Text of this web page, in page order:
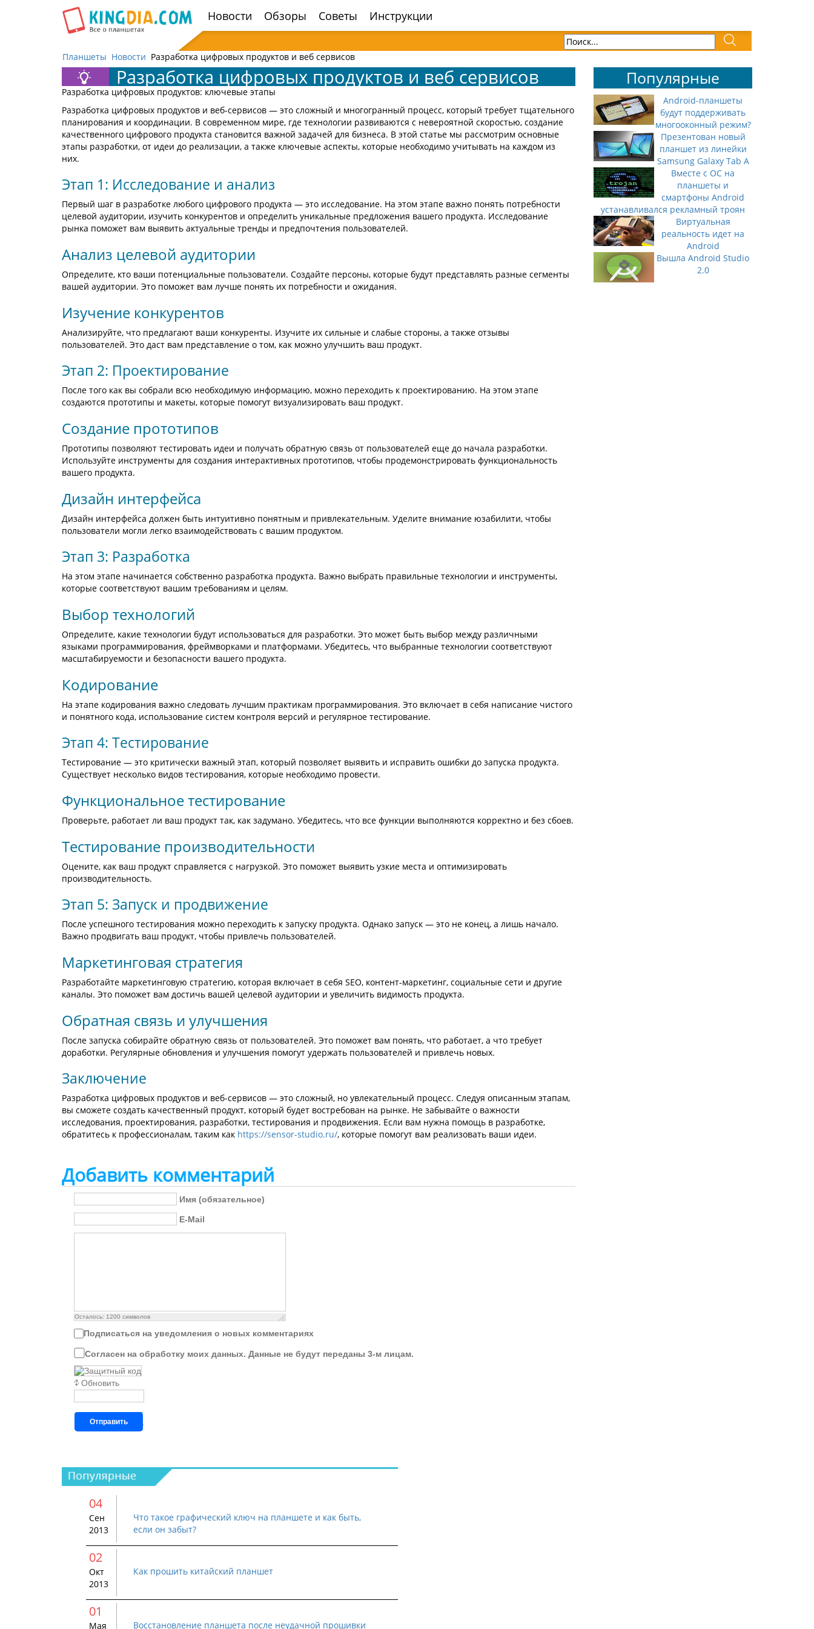
навигацию
Новости Обзоры Советы Инструкции
Планшеты Новости Разработка цифровых продуктов и веб сервисов
Разработка цифровых продуктов и веб сервисов
Разработка цифровых продуктов: ключевые этапы
Разработка цифровых продуктов и веб-сервисов — это сложный и многогранный процесс, который требует тщательного
планирования и координации. В современном мире, где технологии развиваются с невероятной скоростью, создание
качественного цифрового продукта становится важной задачей для бизнеса. В этой статье мы рассмотрим основные
этапы разработки, от идеи до реализации, а также ключевые аспекты, которые необходимо учитывать на каждом из
них.
Этап 1: Исследование и анализ
Первый шаг в разработке любого цифрового продукта — это исследование. На этом этапе важно понять потребности
целевой аудитории, изучить конкурентов и определить уникальные предложения вашего продукта. Исследование
рынка поможет вам выявить актуальные тренды и предпочтения пользователей.
Анализ целевой аудитории
Определите, кто ваши потенциальные пользователи. Создайте персоны, которые будут представлять разные сегменты
вашей аудитории. Это поможет вам лучше понять их потребности и ожидания.
Изучение конкурентов
Анализируйте, что предлагают ваши конкуренты. Изучите их сильные и слабые стороны, а также отзывы
пользователей. Это даст вам представление о том, как можно улучшить ваш продукт.
Этап 2: Проектирование
После того как вы собрали всю необходимую информацию, можно переходить к проектированию. На этом этапе
создаются прототипы и макеты, которые помогут визуализировать ваш продукт.
Создание прототипов
Прототипы позволяют тестировать идеи и получать обратную связь от пользователей еще до начала разработки.
Используйте инструменты для создания интерактивных прототипов, чтобы продемонстрировать функциональность
вашего продукта.
Дизайн интерфейса
Дизайн интерфейса должен быть интуитивно понятным и привлекательным. Уделите внимание юзабилити, чтобы
пользователи могли легко взаимодействовать с вашим продуктом.
Этап 3: Разработка
На этом этапе начинается собственно разработка продукта. Важно выбрать правильные технологии и инструменты,
которые соответствуют вашим требованиям и целям.
Выбор технологий
Определите, какие технологии будут использоваться для разработки. Это может быть выбор между различными
языками программирования, фреймворками и платформами. Убедитесь, что выбранные технологии соответствуют
масштабируемости и безопасности вашего продукта.
Кодирование
На этапе кодирования важно следовать лучшим практикам программирования. Это включает в себя написание чистого
и понятного кода, использование систем контроля версий и регулярное тестирование.
Этап 4: Тестирование
Тестирование — это критически важный этап, который позволяет выявить и исправить ошибки до запуска продукта.
Существует несколько видов тестирования, которые необходимо провести.
Функциональное тестирование
Проверьте, работает ли ваш продукт так, как задумано. Убедитесь, что все функции выполняются корректно и без сбоев.
Тестирование производительности
Оцените, как ваш продукт справляется с нагрузкой. Это поможет выявить узкие места и оптимизировать
производительность.
Этап 5: Запуск и продвижение
После успешного тестирования можно переходить к запуску продукта. Однако запуск — это не конец, а лишь начало.
Важно продвигать ваш продукт, чтобы привлечь пользователей.
Маркетинговая стратегия
Разработайте маркетинговую стратегию, которая включает в себя SEO, контент-маркетинг, социальные сети и другие
каналы. Это поможет вам достичь вашей целевой аудитории и увеличить видимость продукта.
Обратная связь и улучшения
После запуска собирайте обратную связь от пользователей. Это поможет вам понять, что работает, а что требует
доработки. Регулярные обновления и улучшения помогут удержать пользователей и привлечь новых.
Заключение
Разработка цифровых продуктов и веб-сервисов — это сложный, но увлекательный процесс. Следуя описанным этапам,
вы сможете создать качественный продукт, который будет востребован на рынке. Не забывайте о важности
исследования, проектирования, разработки, тестирования и продвижения. Если вам нужна помощь в разработке,
обратитесь к профессионалам, таким как https://sensor-studio.ru/, которые помогут вам реализовать ваши идеи.
Добавить комментарий
Имя (обязательное)
E-Mail
Осталось: 1200 символов
Подписаться на уведомления о новых комментариях
Согласен на обработку моих данных. Данные не будут переданы 3-м лицам.
Обновить
Отправить
Популярные
Android-планшеты
будут поддерживать
многооконный режим?
Презентован новый
планшет из линейки
Samsung Galaxy Tab A
Вместе с ОС на
планшеты и
смартфоны Android
устанавливался рекламный троян
Виртуальная
реальность идет на
Android
Вышла Android Studio
2.0
04
Сен
2013
Что такое графический ключ на планшете и как быть,
если он забыт?
02
Окт
2013
Как прошить китайский планшет
01
Мая Восстановление планшета после неудачной прошивки